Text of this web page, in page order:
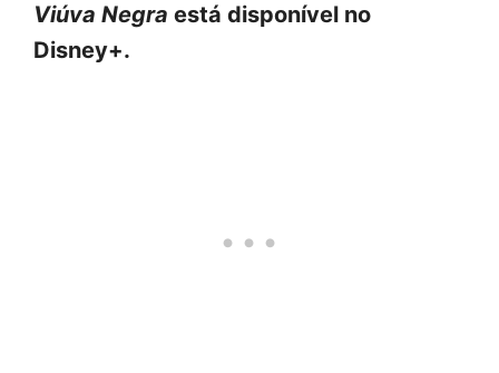
Viúva Negra está disponível no
Disney+.